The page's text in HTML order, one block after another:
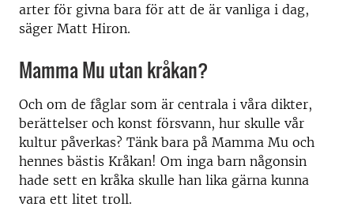
arter för givna bara för att de är vanliga i dag,
säger Matt Hiron.
Mamma Mu utan kråkan?
Och om de fåglar som är centrala i våra dikter,
berättelser och konst försvann, hur skulle vår
kultur påverkas? Tänk bara på Mamma Mu och
hennes bästis Kråkan! Om inga barn någonsin
hade sett en kråka skulle han lika gärna kunna
vara ett litet troll.